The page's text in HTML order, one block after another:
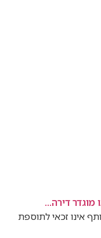
אינו זכאי לתוספת